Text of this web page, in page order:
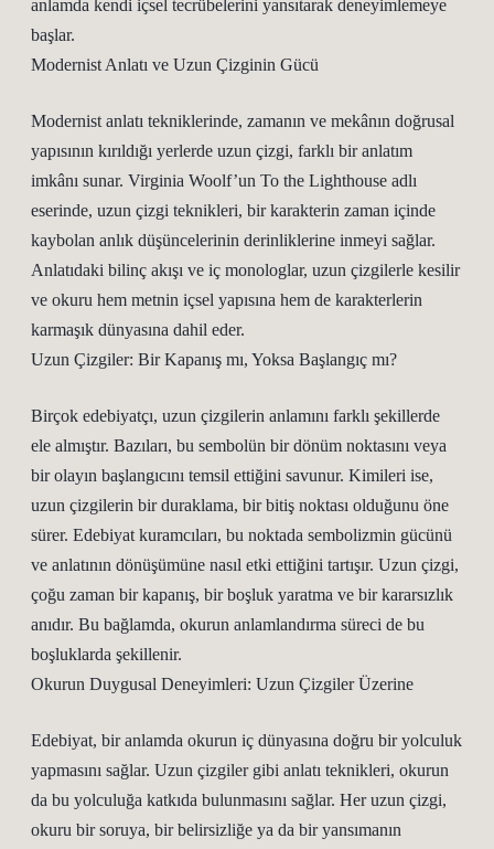
anlamda kendi içsel tecrübelerini yansıtarak deneyimlemeye
başlar.
Modernist Anlatı ve Uzun Çizginin Gücü
Modernist anlatı tekniklerinde, zamanın ve mekânın doğrusal
yapısının kırıldığı yerlerde uzun çizgi, farklı bir anlatım
imkânı sunar. Virginia Woolf’un To the Lighthouse adlı
eserinde, uzun çizgi teknikleri, bir karakterin zaman içinde
kaybolan anlık düşüncelerinin derinliklerine inmeyi sağlar.
Anlatıdaki bilinç akışı ve iç monologlar, uzun çizgilerle kesilir
ve okuru hem metnin içsel yapısına hem de karakterlerin
karmaşık dünyasına dahil eder.
Uzun Çizgiler: Bir Kapanış mı, Yoksa Başlangıç mı?
Birçok edebiyatçı, uzun çizgilerin anlamını farklı şekillerde
ele almıştır. Bazıları, bu sembolün bir dönüm noktasını veya
bir olayın başlangıcını temsil ettiğini savunur. Kimileri ise,
uzun çizgilerin bir duraklama, bir bitiş noktası olduğunu öne
sürer. Edebiyat kuramcıları, bu noktada sembolizmin gücünü
ve anlatının dönüşümüne nasıl etki ettiğini tartışır. Uzun çizgi,
çoğu zaman bir kapanış, bir boşluk yaratma ve bir kararsızlık
anıdır. Bu bağlamda, okurun anlamlandırma süreci de bu
boşluklarda şekillenir.
Okurun Duygusal Deneyimleri: Uzun Çizgiler Üzerine
Edebiyat, bir anlamda okurun iç dünyasına doğru bir yolculuk
yapmasını sağlar. Uzun çizgiler gibi anlatı teknikleri, okurun
da bu yolculuğa katkıda bulunmasını sağlar. Her uzun çizgi,
okuru bir soruya, bir belirsizliğe ya da bir yansımanın